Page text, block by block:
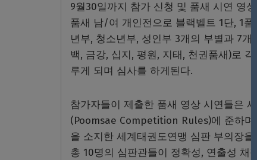
9월30일까지 참가 신청 및 품새 시연 영
품새 남/여 개인전으로 블랙벨트 1단, 1
년부, 청소년부, 성인부 3개의 부별과 7
백, 금강, 십지, 평원, 지태, 천권품새)로
루게 되며 심사를 하게된다.
참가자들이 제출한 품새 영상 시연들은
(Poomsae Competition Rules)에 준하
을 소지한 세계태권도연맹 심판 부의장
총 10명의 심판관들이 정확성, 연출성 채